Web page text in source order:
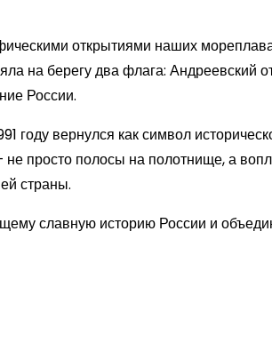
открытиями наших
на берегу два флага: Андреевский
России.
году вернулся как символ
не просто полосы на полотнище, а
страны.
славную историю России и